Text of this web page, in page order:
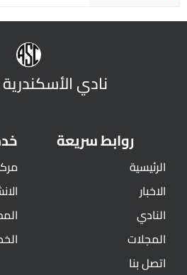
نادي
روابط سريعة
الرئيسية
الاخبار
النادي
المجلات
اتصل بنا